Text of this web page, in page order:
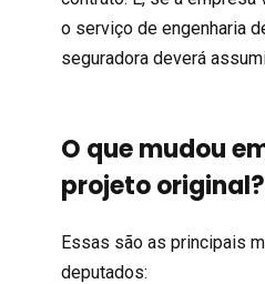
o serviço de engenharia
seguradora deverá
O que mudou
projeto original?
Essas são as principais
deputados: